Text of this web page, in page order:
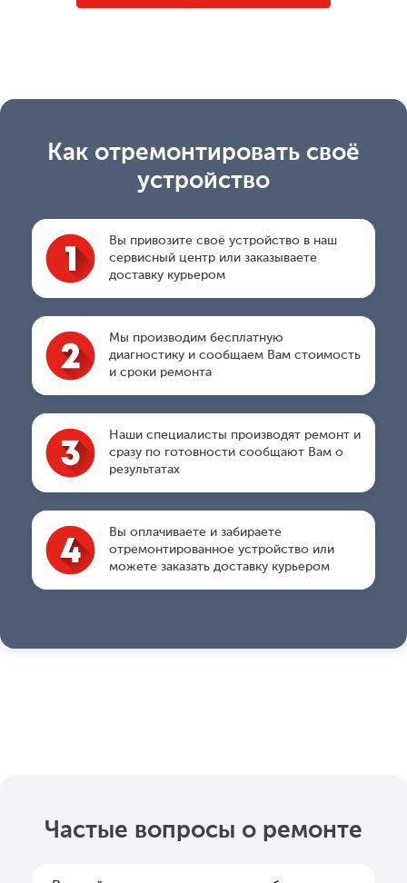
Как отремонтировать своё
устройство
Вы привозите своё устройство в наш
сервисный центр или заказываете
доставку курьером
Мы производим бесплатную
диагностику и сообщаем Вам стоимость
и сроки ремонта
Наши специалисты производят ремонт и
сразу по готовности сообщают Вам о
результатах
Вы оплачиваете и забираете
отремонтированное устройство или
можете заказать доставку курьером
Частые вопросы о ремонте